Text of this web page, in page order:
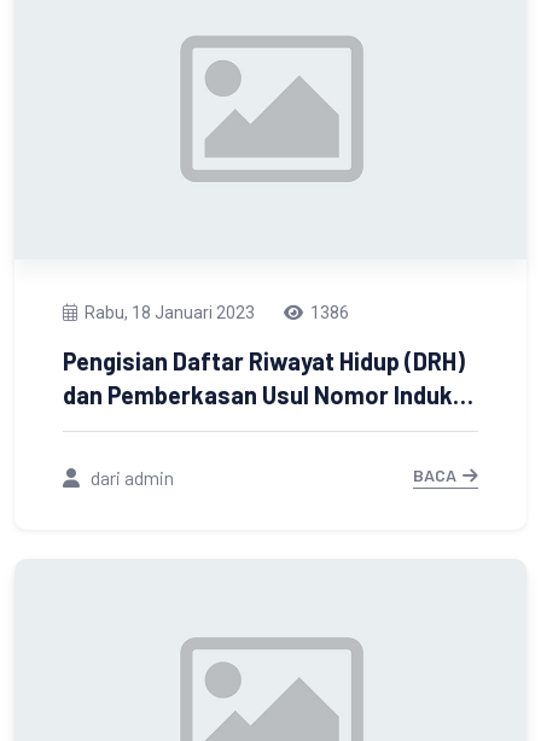
Rabu, 18 Januari 2023 1386
Pengisian Daftar Riwayat Hidup (DRH)
dan Pemberkasan Usul Nomor Induk
Peserta Pegawai Pemerintah dengan
Perjanjian Kerja Jabatan Fungsional
Tenaga Kesehatan di Lingkungan
dari admin BACA